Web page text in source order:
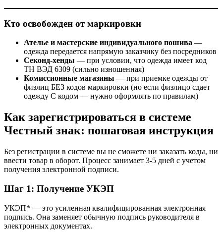
Кто освобожден от маркировки
Ателье и мастерские индивидуального пошива —
одежда передается напрямую заказчику без посредников
Секонд-хенды — при условии, что одежда имеет код
ТН ВЭД 6309 (сильно изношенная)
Комиссионные магазины — при приемке одежды от
физлиц БЕЗ кодов маркировки (но если физлицо сдает
одежду С кодом — нужно оформлять по правилам)
Как зарегистрироваться в системе
Честный знак: пошаговая инструкция
Без регистрации в системе вы не сможете ни заказать коды, ни
ввести товар в оборот. Процесс занимает 3-5 дней с учетом
получения электронной подписи.
Шаг 1: Получение УКЭП
УКЭП* — это усиленная квалифицированная электронная
подпись. Она заменяет обычную подпись руководителя в
электронных документах.